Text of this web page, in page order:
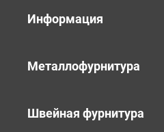
Информация
Металлофурнитура
Швейная фурнитура